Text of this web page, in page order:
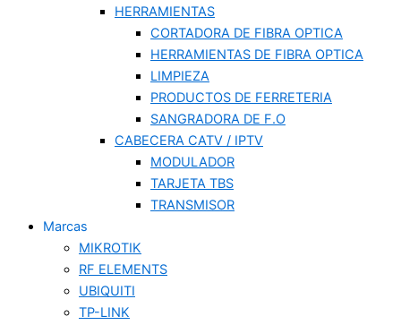
HERRAMIENTAS
CORTADORA DE FIBRA OPTICA
HERRAMIENTAS DE FIBRA OPTICA
LIMPIEZA
PRODUCTOS DE FERRETERIA
SANGRADORA DE F.O
CABECERA CATV / IPTV
MODULADOR
TARJETA TBS
TRANSMISOR
Marcas
MIKROTIK
RF ELEMENTS
UBIQUITI
TP-LINK